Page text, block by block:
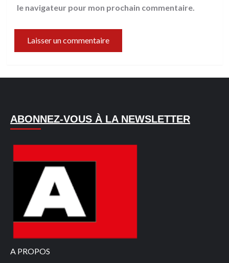
le navigateur pour mon prochain commentaire.
ABONNEZ-VOUS À LA NEWSLETTER
A PROPOS